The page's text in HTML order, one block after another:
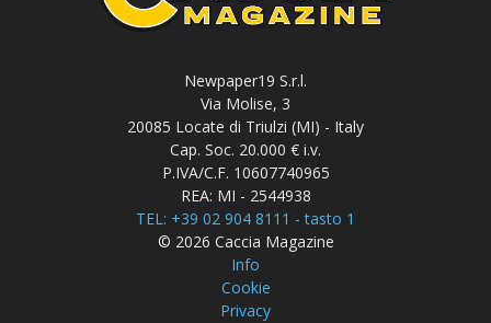
Newpaper19 S.r.l.
Via Molise, 3
20085 Locate di Triulzi (MI) - Italy
Cap. Soc. 20.000 € i.v.
P.IVA/C.F. 10607740965
REA: MI - 2544938
TEL: +39 02 904 8111 - tasto 1
© 2026 Caccia Magazine
Info
Cookie
Privacy